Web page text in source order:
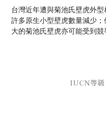
台灣近年遭與菊池氏壁虎外
許多原生小型壁虎數量減少
大的菊池氏壁虎亦可能受到競
IUCN等級